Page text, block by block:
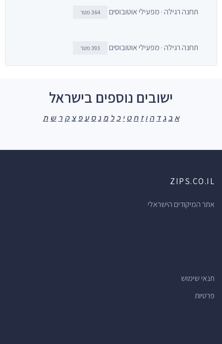
תחנה רגילה · מפעילי אוטובוסים 364 מטר
תחנה רגילה · מפעילי אוטובוסים 393 מטר
ישובים נוספים בישראל
א ב ג ד ה ו ז ח ט י כ ל מ נ ס ע פ צ ק ר ש ת
ZIPS.CO.IL
אתר המיקודים הישראלי
תנאי שימוש
פרטיות